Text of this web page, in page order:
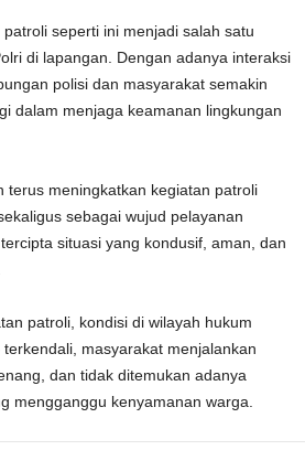
seperti ini menjadi salah satu
di lapangan. Dengan adanya interaksi
polisi dan masyarakat semakin
dalam menjaga keamanan lingkungan
terus meningkatkan kegiatan patroli
sebagai wujud pelayanan
situasi yang kondusif, aman, dan
patroli, kondisi di wilayah hukum
masyarakat menjalankan
dan tidak ditemukan adanya
mengganggu kenyamanan warga.